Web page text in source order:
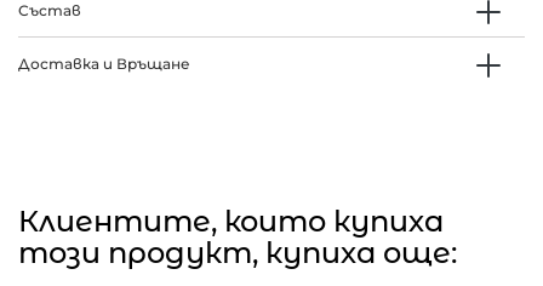
Състав
Доставка и Връщане
Клиентите, които купиха
този продукт, купиха още: